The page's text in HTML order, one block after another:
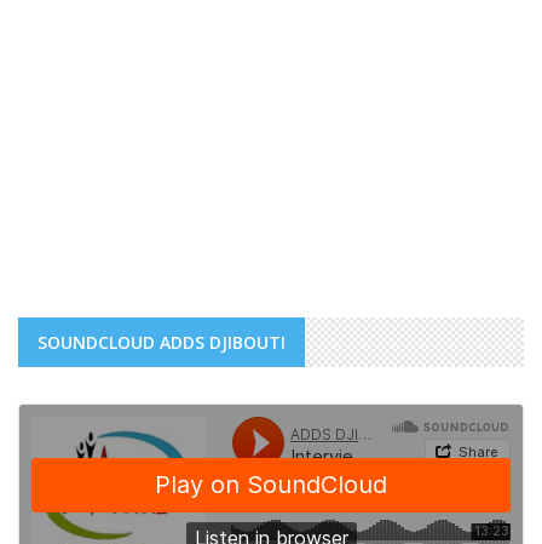
SOUNDCLOUD ADDS DJIBOUTI